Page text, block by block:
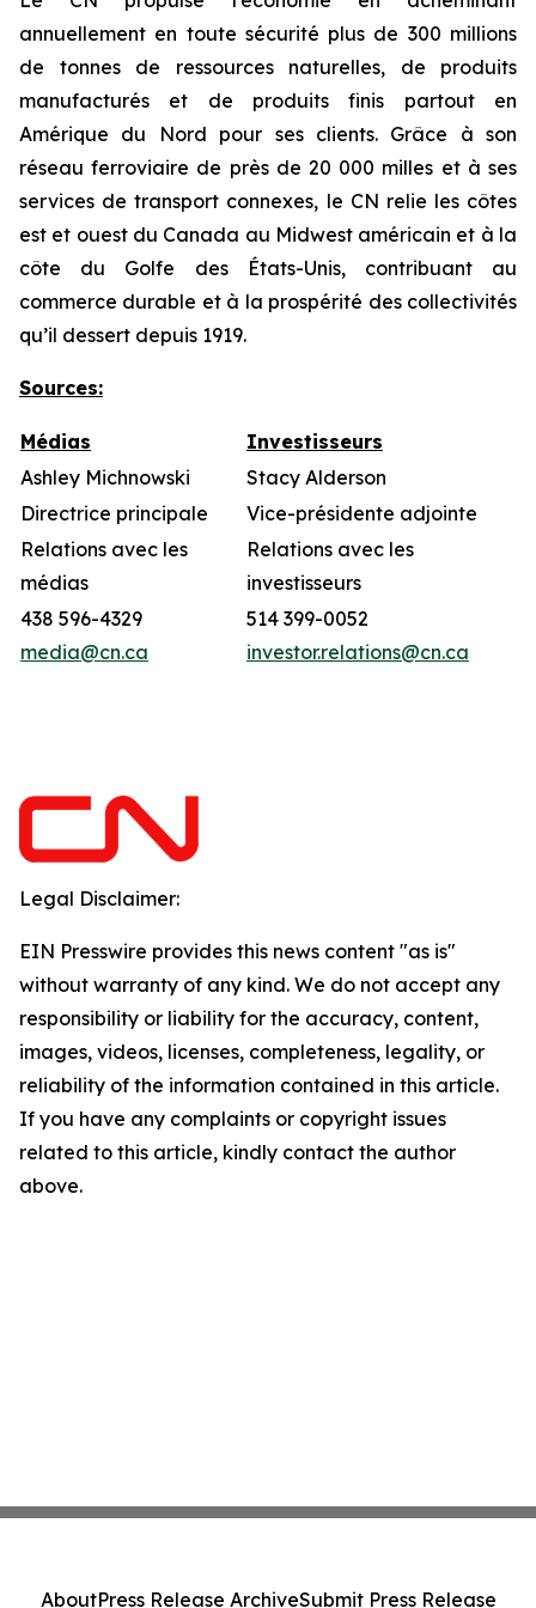
annuellement en toute sécurité plus de 300 millions
de tonnes de ressources naturelles, de produits
manufacturés et de produits finis partout en
Amérique du Nord pour ses clients. Grâce à son
réseau ferroviaire de près de 20 000 milles et à ses
services de transport connexes, le CN relie les côtes
est et ouest du Canada au Midwest américain et à la
côte du Golfe des États-Unis, contribuant au
commerce durable et à la prospérité des collectivités
qu’il dessert depuis 1919.
Sources:
Médias
Investisseurs
Ashley Michnowski
Stacy Alderson
Directrice principale
Vice-présidente adjointe
Relations avec les
médias
Relations avec les
investisseurs
438 596-4329
media@cn.ca
514 399-0052
investor.relations@cn.ca
Legal Disclaimer:
EIN Presswire provides this news content "as is"
without warranty of any kind. We do not accept any
responsibility or liability for the accuracy, content,
images, videos, licenses, completeness, legality, or
reliability of the information contained in this article.
If you have any complaints or copyright issues
related to this article, kindly contact the author
above.
AboutPress Release ArchiveSubmit Press Release